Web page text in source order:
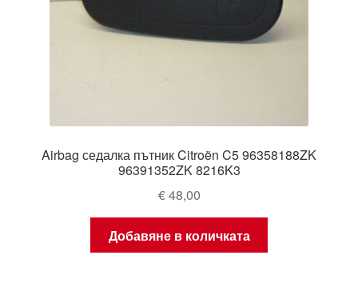
Airbag седалка пътник Citroën C5 96358188ZK
96391352ZK 8216K3
€48,00
Добавяне в количката